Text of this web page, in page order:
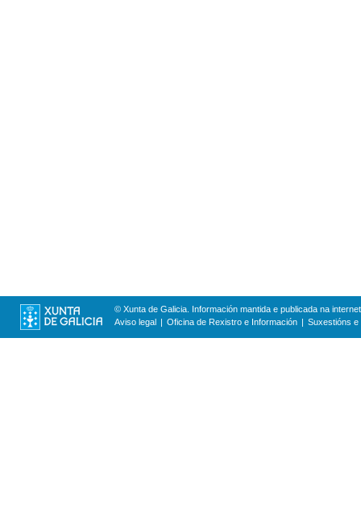
© Xunta de Galicia. Información mantida e publicada na
Aviso legal
Oficina de Rexistro e Información Suxestións e